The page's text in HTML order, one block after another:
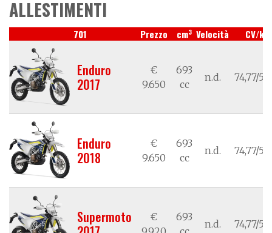
ALLESTIMENTI
701 Prezzo cm3 Velocità CV/kW
Enduro
2017
€
9.650
693
cc
n.d. 74,77/
Enduro
2018
€
9.650
693
cc
n.d. 74,77/
Supermoto
€
693
n.d. 74,77/